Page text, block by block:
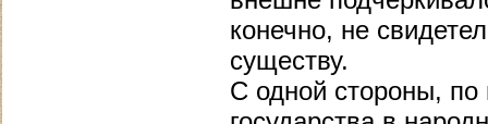
конечно, не
существу.
С одной стороны, по